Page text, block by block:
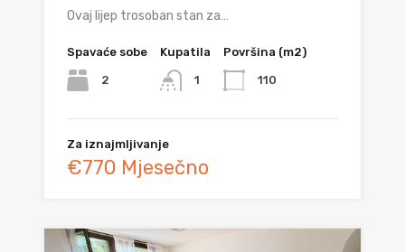
Ovaj lijep trosoban stan za…
Spavaće sobe
2
Kupatila
1
Površina (m2)
110
Za iznajmljivanje
€770 Mjesečno